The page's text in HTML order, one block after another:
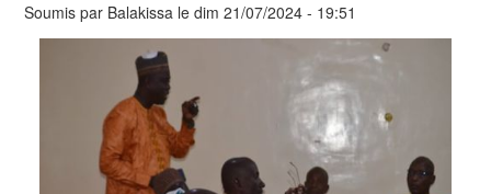
Soumis par Balakissa le dim 21/07/2024 - 19:51